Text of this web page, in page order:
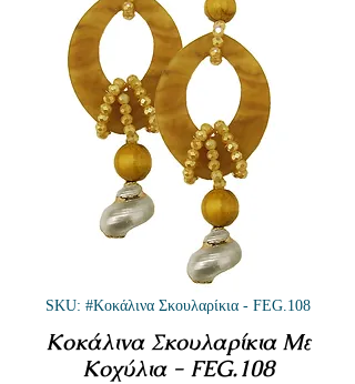
SKU: #Κοκάλινα Σκουλαρίκια - FEG.108
Κοκάλινα Σκουλαρίκια Με
Κοχύλια - FEG.108